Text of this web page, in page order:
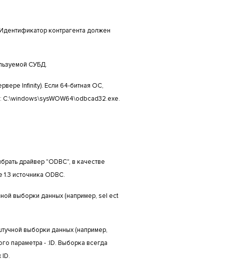
контрагента должен
СУБД.
Infinity). Если 64-битная ОС,
C:\windows\sysWOW64\odbcad32.exe.
драйвер "ODBC", в качестве
источника ODBC.
выборки данных (например, sel ect
выборки данных (например,
параметра - :ID. Выборка всегда
ID.